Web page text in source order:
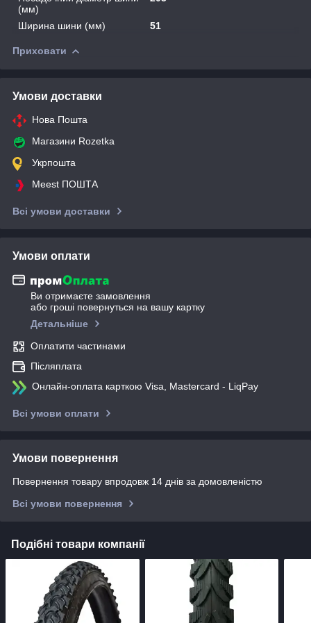
(мм)
Ширина шини (мм) 51
Приховати
Умови доставки
Нова Пошта
Магазини Rozetka
Укрпошта
Meest ПОШТА
Всі умови доставки
Умови оплати
Ви отримаєте замовлення
або гроші повернуться на вашу картку
Детальніше
Оплатити частинами
Післяплата
Онлайн-оплата карткою Visa, Mastercard - LiqPay
Всі умови оплати
Умови повернення
Повернення товару впродовж 14 днів за домовленістю
Всі умови повернення
Подібні товари компанії